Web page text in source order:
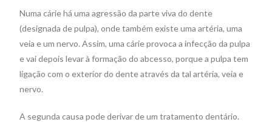
Numa cárie há uma agressão da parte viva do dente
(designada de pulpa), onde também existe uma artéria, uma
veia e um nervo. Assim, uma cárie provoca a infecção da pulpa
e vai depois levar à formação do abcesso, porque a pulpa tem
ligação com o exterior do dente através da tal artéria, veia e
nervo.
A segunda causa pode derivar de um tratamento dentário.